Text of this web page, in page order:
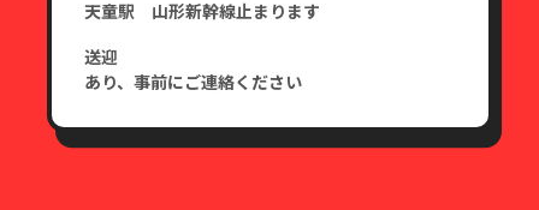
天童駅 山形新幹線止まります
送迎
あり、事前にご連絡ください